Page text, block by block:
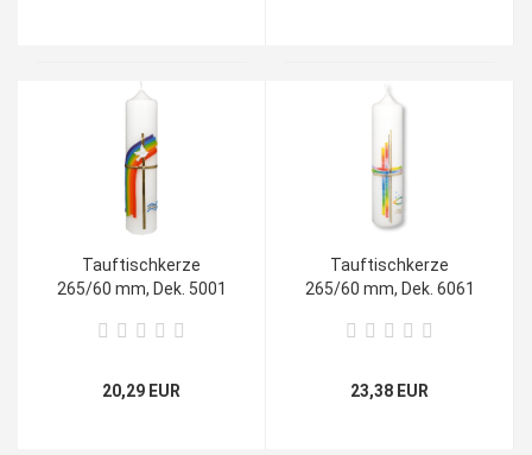
Tauftischkerze
265/60 mm, Dek. 5001
20,29 EUR
Tauftischkerze
265/60 mm, Dek. 6061
23,38 EUR